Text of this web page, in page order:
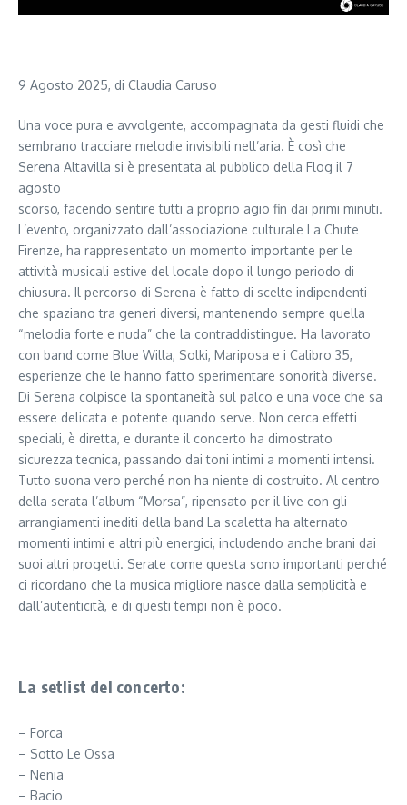
9 Agosto 2025, di Claudia Caruso
Una voce pura e avvolgente, accompagnata da gesti fluidi che
sembrano tracciare melodie invisibili nell’aria. È così che
Serena Altavilla si è presentata al pubblico della Flog il 7
agosto
scorso, facendo sentire tutti a proprio agio fin dai primi minuti.
L’evento, organizzato dall’associazione culturale La Chute
Firenze, ha rappresentato un momento importante per le
attività musicali estive del locale dopo il lungo periodo di
chiusura. Il percorso di Serena è fatto di scelte indipendenti
che spaziano tra generi diversi, mantenendo sempre quella
“melodia forte e nuda” che la contraddistingue. Ha lavorato
con band come Blue Willa, Solki, Mariposa e i Calibro 35,
esperienze che le hanno fatto sperimentare sonorità diverse.
Di Serena colpisce la spontaneità sul palco e una voce che sa
essere delicata e potente quando serve. Non cerca effetti
speciali, è diretta, e durante il concerto ha dimostrato
sicurezza tecnica, passando dai toni intimi a momenti intensi.
Tutto suona vero perché non ha niente di costruito. Al centro
della serata l’album “Morsa”, ripensato per il live con gli
arrangiamenti inediti della band La scaletta ha alternato
momenti intimi e altri più energici, includendo anche brani dai
suoi altri progetti. Serate come questa sono importanti perché
ci ricordano che la musica migliore nasce dalla semplicità e
dall’autenticità, e di questi tempi non è poco.
La setlist del concerto:
– Forca
– Sotto Le Ossa
– Nenia
– Bacio